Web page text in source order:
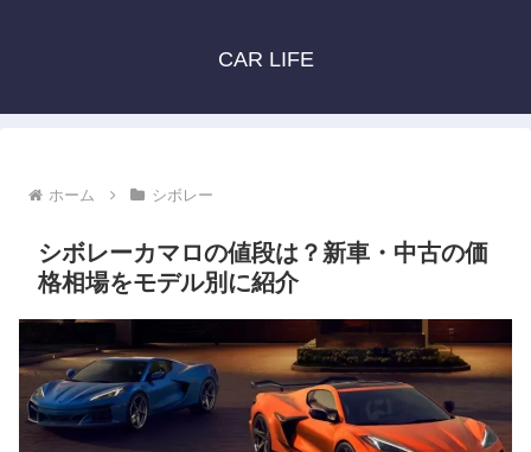
CAR LIFE
ホーム シボレー
シボレーカマロの値段は？新車・中古の価
格相場をモデル別に紹介